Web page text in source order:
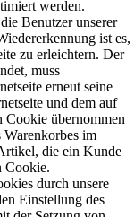
werden.
Benutzer unserer
ist es,
zu erleichtern. Der
muss
erneut seine
und dem auf
Cookie übernommen
im
die ein Kunde
Cookie.
durch unsere
Einstellung des